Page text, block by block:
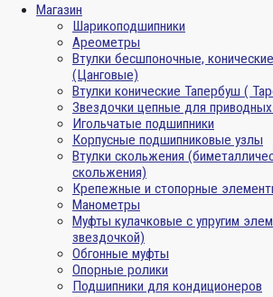
Магазин
Шарикоподшипники
Ареометры
Втулки бесшпоночные,
(Цанговые)
Втулки конические Тапербуш (
Звездочки цепные для
Игольчатые подшипники
Корпусные подшипниковые узлы
Втулки скольжения
скольжения)
Крепежные и стопорные
Манометры
Муфты кулачковые с упругим
звездочкой)
Обгонные муфты
Опорные ролики
Подшипники для кондиционеров